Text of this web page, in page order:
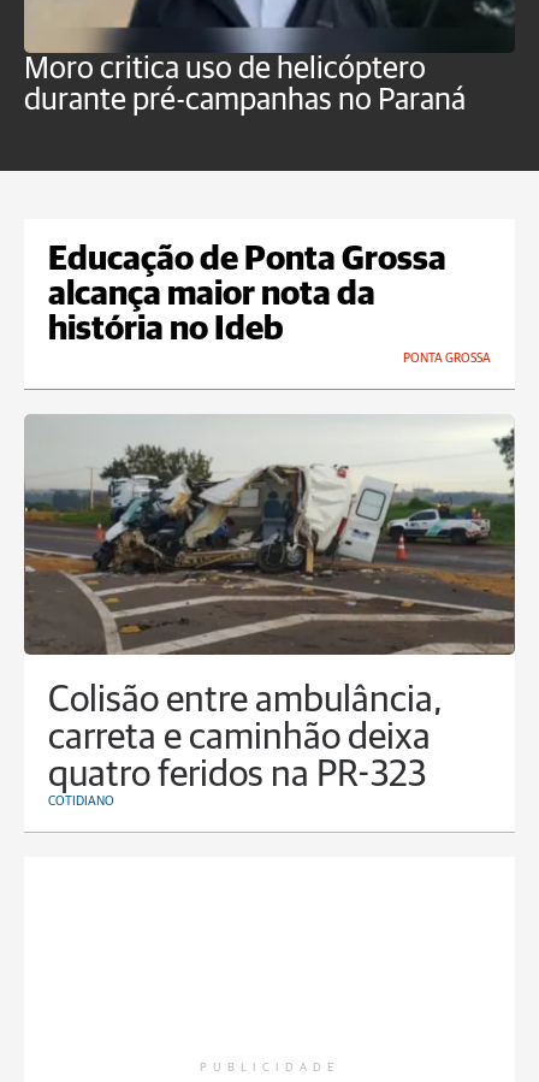
Moro critica uso de helicóptero
durante pré-campanhas no Paraná
Educação de Ponta Grossa
alcança maior nota da
história no Ideb
PONTA GROSSA
Colisão entre ambulância,
carreta e caminhão deixa
quatro feridos na PR-323
COTIDIANO
PUBLICIDADE